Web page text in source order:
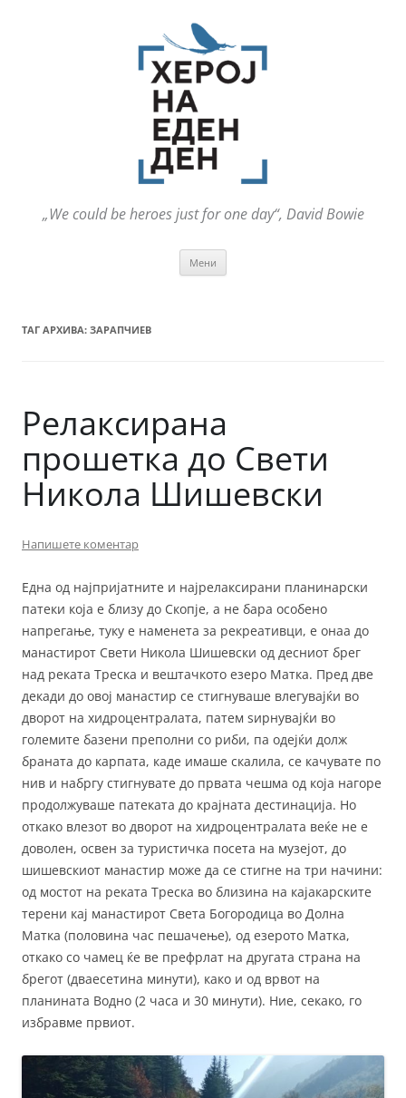
„We could be heroes just for one day“, David Bowie
Мени
ТАГ АРХИВА: ЗАРАПЧИЕВ
Релаксиранa
прошетка до Свети
Никола Шишевски
Напишете коментар
Една од најпријатните и најрелаксирани планинарски
патеки која е близу до Скопје, а не бара особено
напрегање, туку е наменета за рекреативци, е онаа до
манастирот Свети Никола Шишевски од десниот брег
над реката Треска и вештачкото езеро Матка. Пред две
декади до овој манастир се стигнуваше влегувајќи во
дворот на хидроцентралата, патем ѕирнувајќи во
големите базени преполни со риби, па одејќи долж
браната до карпата, каде имаше скалила, се качувате по
нив и набргу стигнувате до првата чешма од која нагоре
продолжуваше патеката до крајната дестинација. Но
откако влезот во дворот на хидроцентралата веќе не е
доволен, освен за туристичка посета на музејот, до
шишевскиот манастир може да се стигне на три начини:
од мостот на реката Треска во близина на кајакарските
терени кај манастирот Света Богородица вo Долна
Матка (половина час пешачење), од езерото Матка,
откако со чамец ќе ве префрлат на другата страна на
брегот (дваесетина минути), како и од врвот на
планината Водно (2 часа и 30 минути). Ние, секако, го
избравме првиот.